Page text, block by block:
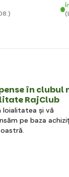
în clubul
RajClub
loialitatea și vă
pe baza